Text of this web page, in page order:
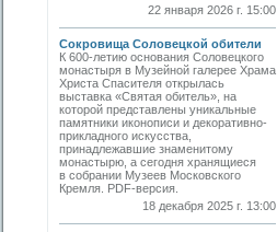
22 января 2026 г. 15:00
Сокровища Соловецкой обители
К 600-летию основания Соловецкого
монастыря в Музейной галерее Храма
Христа Спасителя открылась
выставка «Святая обитель», на
которой представлены уникальные
памятники иконописи и декоративно-
прикладного искусства,
принадлежавшие знаменитому
монастырю, а сегодня хранящиеся
в собрании Музеев Московского
Кремля. PDF-версия.
18 декабря 2025 г. 13:00